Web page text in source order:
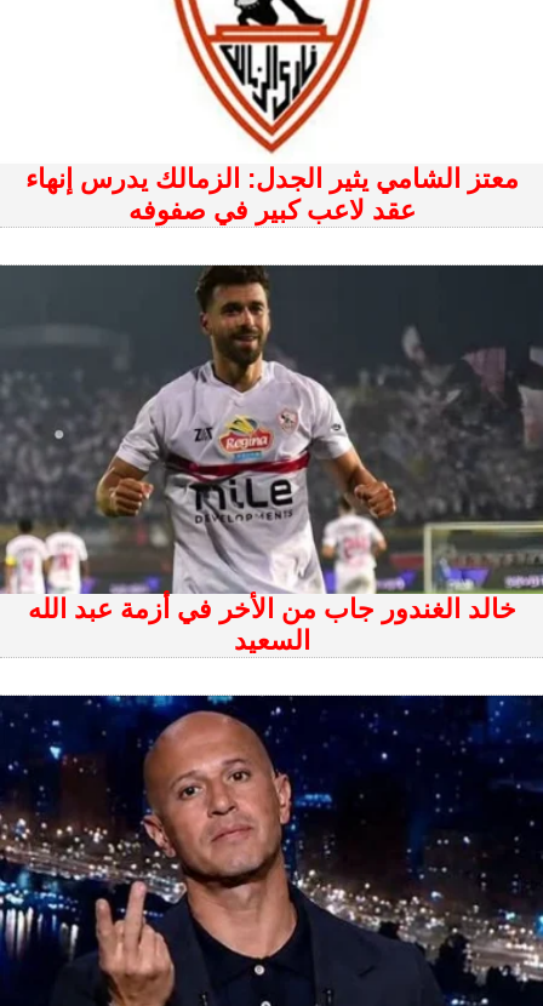
معتز الشامي يثير الجدل: الزمالك يدرس إنهاء
عقد لاعب كبير في صفوفه
خالد الغندور جاب من الأخر في أزمة عبد الله
السعيد